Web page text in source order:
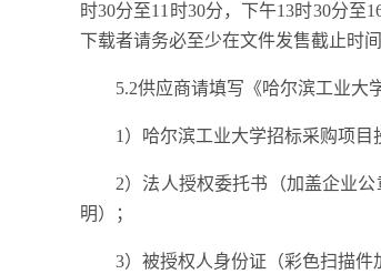
时30分至11时30分，下午13时30分至
下载者请务必至少在文件发售截止时
5.2供应商请填写《哈尔滨工业大
1）哈尔滨工业大学招标采购项目
2）法人授权委托书（加盖企业
明）；
3）被授权人身份证（彩色扫描件